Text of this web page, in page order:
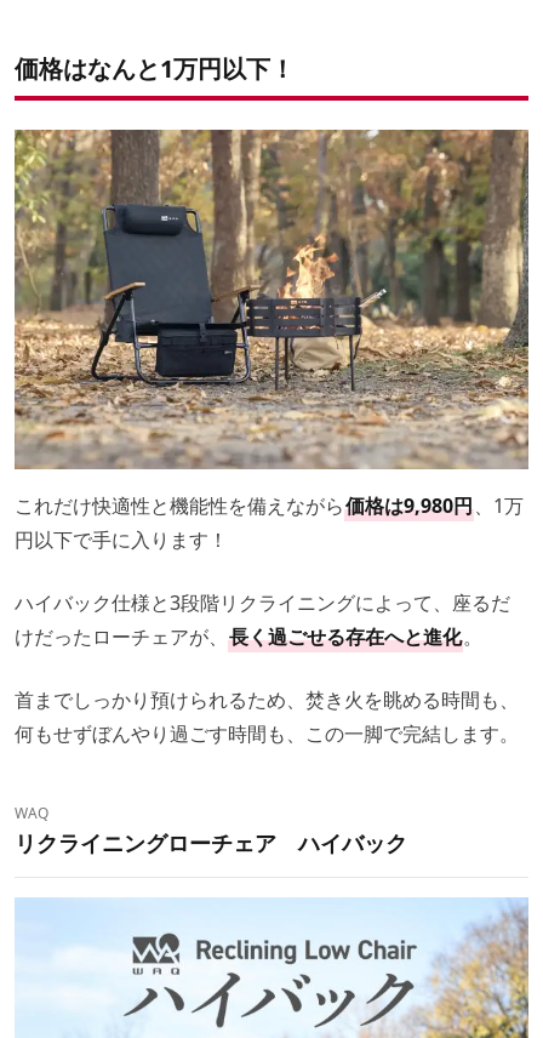
価格はなんと1万円以下！
これだけ快適性と機能性を備えながら価格は9,980円、1万
円以下で手に入ります！
ハイバック仕様と3段階リクライニングによって、座るだ
けだったローチェアが、 長く過ごせる存在へと進化。
首までしっかり預けられるため、焚き火を眺める時間も、
何もせずぼんやり過ごす時間も、この一脚で完結します。
WAQ
リクライニングローチェア ハイバック